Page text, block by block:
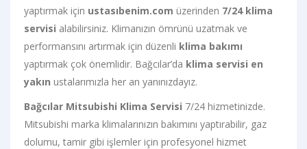
yaptırmak için ustasıbenim.com üzerinden 7/24 klima
servisi alabilirsiniz. Klimanızın ömrünü uzatmak ve
performansını artırmak için düzenli klima bakımı
yaptırmak çok önemlidir. Bağcılar’da klima servisi en
yakın ustalarımızla her an yanınızdayız.
Bağcılar Mitsubishi Klima Servisi 7/24 hizmetinizde.
Mitsubishi marka klimalarınızın bakımını yaptırabilir, gaz
dolumu, tamir gibi işlemler için profesyonel hizmet